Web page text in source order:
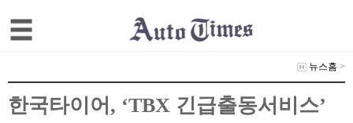
뉴스홈 >
한국타이어, ‘TBX 긴급출동서비스’